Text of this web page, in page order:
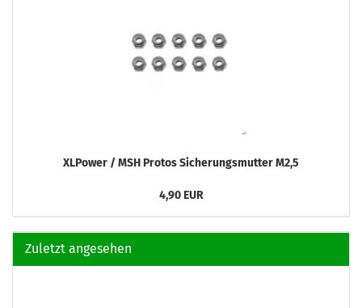
XLPower / MSH Protos Sicherungsmutter M2,5
4,90 EUR
Zuletzt angesehen